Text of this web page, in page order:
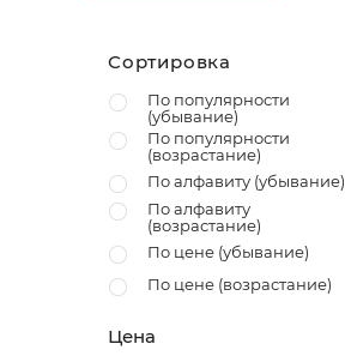
Сортировка
По популярности
(убывание)
По популярности
(возрастание)
По алфавиту (убывание)
По алфавиту
(возрастание)
По цене (убывание)
По цене (возрастание)
Цена